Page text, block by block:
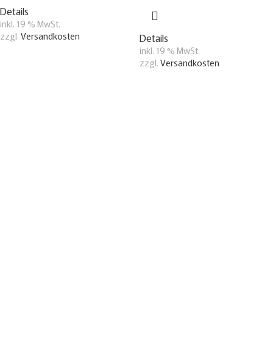
Details
inkl. 19 % MwSt.
zzgl.Versandkosten Details
inkl. 19 % MwSt.
zzgl.Versandkosten